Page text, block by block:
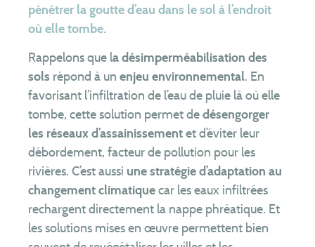
Téléchargements
Formulaires de branchement
Assainissement collectif
Assainissement non collectif
Rejets non domestiques (entreprises)
Comités syndicaux
RPQS
Rapports d’activité
Organisation du service
pénétrer la goutte d’eau dans le sol à l’endroit
où elle tombe.
Rappelons que la désimperméabilisation des
sols répond à un enjeu environnemental. En
favorisant l’infiltration de l’eau de pluie là où elle
tombe, cette solution permet dedésengorger
les réseaux d’assainissementet d’éviter leur
débordement, facteur de pollution pour les
rivières. C’est aussi une stratégie d’adaptation au
changement climatiquecar les eaux infiltrées
rechargent directement la nappe phréatique. Et
les solutions mises en œuvre permettent bien